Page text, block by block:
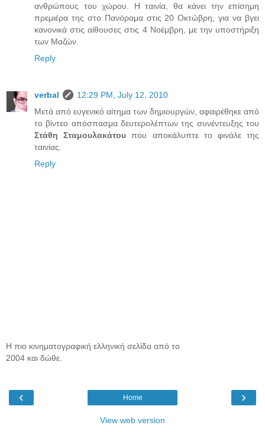
ανθρώπους του χώρου. Η ταινία, θα κάνει την επίσημη
πρεμιέρα της στο Πανόραμα στις 20 Οκτώβρη, για να βγει
κανονικά στις αίθουσες στις 4 Νοέμβρη, με την υποστήριξη
των Μαζών.
Reply
verbal
12:29 PM, July 12, 2010
Μετά από ευγενικό αίτημα των δημιουργών, αφαιρέθηκε από
το βίντεο απόσπασμα δευτερολέπτων της συνέντευξης του
Στάθη Σταμουλακάτου που αποκάλυπτε το φινάλε της
ταινίας.
Reply
Η πιο κινηματογραφική ελληνική σελίδα από το
2004 και δώθε.
‹ ›
Home
View web version